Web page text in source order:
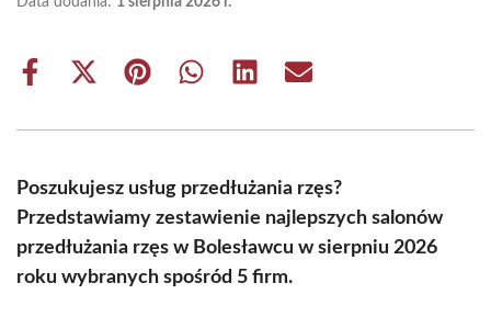
Share
Share
(Twitter)
Share Share Share Share
Poszukujesz usług przedłużania rzęs?
Przedstawiamy zestawienie najlepszych salonów
przedłużania rzęs w Bolesławcu w sierpniu 2026
roku wybranych spośród 5 firm.